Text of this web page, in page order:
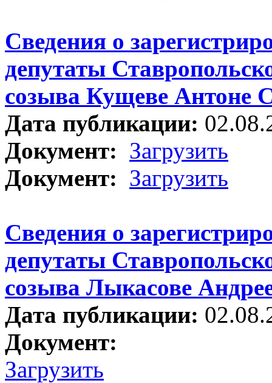
Сведения о
депутаты
созыва Кущеве Антоне
Дата публикации:
Документ: Загрузить
Документ: Загрузить
Сведения о
депутаты
созыва Лыкасове
Дата публикации:
Документ:
Загрузить